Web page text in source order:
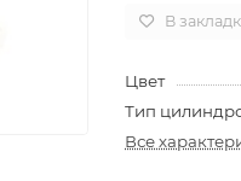
В
Цвет
Тип
Все